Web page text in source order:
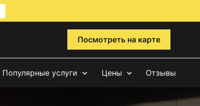
Посмотреть на карте
Популярные услуги Цены Отзывы